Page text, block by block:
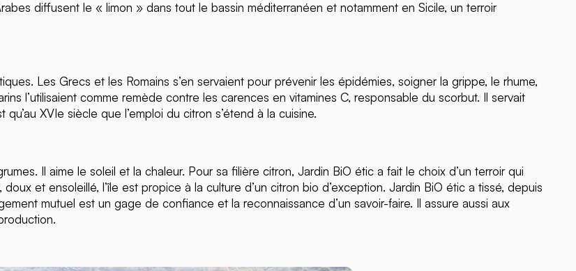
diffusent le « limon » dans tout le bassin méditerranéen et notamment en Sicile, un terroir
Les Grecs et les Romains s’en servaient pour prévenir les épidémies, soigner la grippe, le rhume,
l’utilisaient comme remède contre les carences en vitamines C, responsable du scorbut. Il servait
XVIe siècle que l’emploi du citron s’étend à la cuisine.
Il aime le soleil et la chaleur. Pour sa filière citron, Jardin BiO étic a fait le choix d’un terroir qui
et ensoleillé, l’île est propice à la culture d’un citron bio d’exception. Jardin BiO étic a tissé, depuis
mutuel est un gage de confiance et la reconnaissance d’un savoir-faire. Il assure aussi aux